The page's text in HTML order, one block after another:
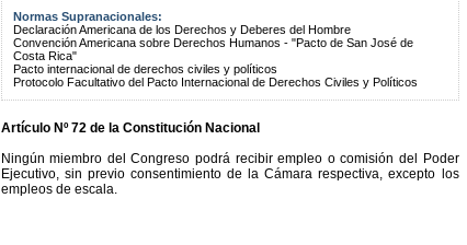
Normas Supranacionales:
Declaración Americana de los Derechos y Deberes del Hombre
Convención Americana sobre Derechos Humanos - "Pacto de San José de
Costa Rica"
Pacto internacional de derechos civiles y políticos
Protocolo Facultativo del Pacto Internacional de Derechos Civiles y Políticos
Artículo Nº 72 de la Constitución Nacional
Ningún miembro del Congreso podrá recibir empleo o comisión del Poder
Ejecutivo, sin previo consentimiento de la Cámara respectiva, excepto los
empleos de escala.